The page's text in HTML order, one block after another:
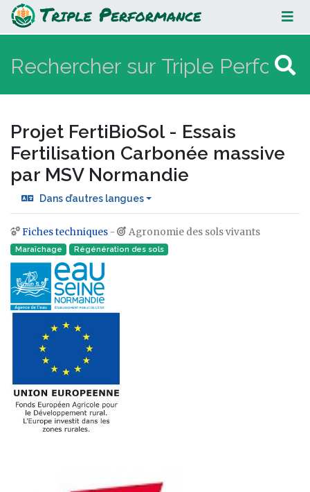
Projet FertiBioSol - Essais
Fertilisation Carbonée massive par
MSV Normandie
Projet FertiBioSol - Essais
Fertilisation Carbonée massive
par MSV Normandie
Dans d’autres langues
Aller à :navigation,rechercher
Fiches techniques - Agronomie des sols vivants
Maraîchage Régénération des sols